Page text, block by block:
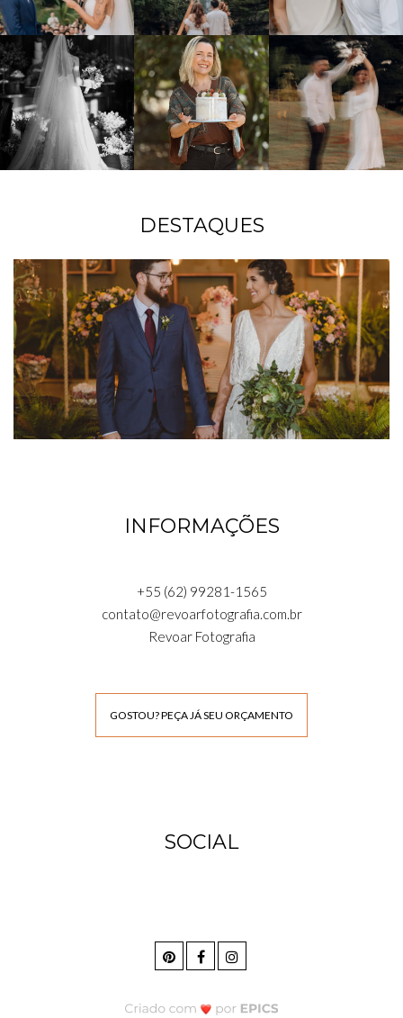
DESTAQUES
INFORMAÇÕES
+55 (62) 99281-1565
contato@revoarfotografia.com.br
Revoar Fotografia
GOSTOU? PEÇA JÁ SEU ORÇAMENTO
SOCIAL